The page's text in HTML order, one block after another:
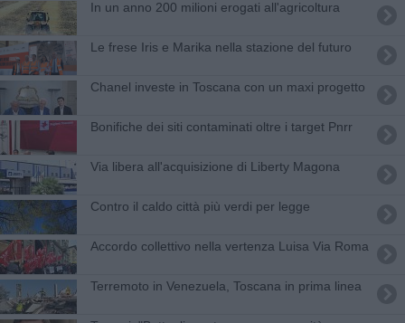
In un anno 200 milioni erogati all'agricoltura
Le frese Iris e Marika nella stazione del futuro
Chanel investe in Toscana con un maxi progetto
Bonifiche dei siti contaminati oltre i target Pnrr
Via libera all'acquisizione di Liberty Magona
Contro il caldo città più verdi per legge
Accordo collettivo nella vertenza Luisa Via Roma
Terremoto in Venezuela, Toscana in prima linea